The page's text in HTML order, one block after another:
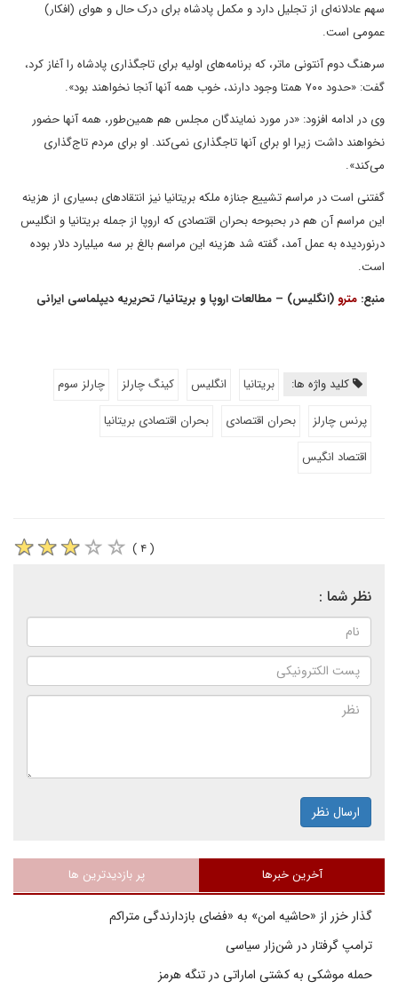
سهم عادلانه‌ای از تجلیل دارد و مکمل پادشاه برای درک حال و هوای (افکار)
عمومی است.
سرهنگ دوم آنتونی ماتر، که برنامه‌های اولیه برای تاجگذاری پادشاه را آغاز کرد،
گفت: «حدود ۷۰۰ همتا وجود دارند، خوب همه آنها آنجا نخواهند بود».
وی در ادامه افزود: «در مورد نمایندگان مجلس هم همین‌طور، همه آنها حضور
نخواهند داشت زیرا او برای آنها تاجگذاری نمی‌کند. او برای مردم تاج‌گذاری
می‌کند».
گفتنی است در مراسم تشییع جنازه ملکه بریتانیا نیز انتقادهای بسیاری از هزینه
این مراسم آن هم در بحبوحه بحران اقتصادی که اروپا از جمله بریتانیا و انگلیس
درنوردیده به عمل آمد، گفته شد هزینه این مراسم بالغ بر سه میلیارد دلار بوده
است.
منبع: مترو (انگلیس) – مطالعات اروپا و بریتانیا/ تحریریه دیپلماسی ایرانی
کلید واژه ها: بریتانیا انگلیس کینگ چارلز
چارلز سوم
پرنس چارلز
بحران اقتصادی
بحران اقتصادی بریتانیا
اقتصاد انگیس
( ۴ )
نظر شما :
ارسال نظر
آخرین خبرها پر بازدیدترین ها
گذار خزر از «حاشیه امن» به «فضای بازدارندگی متراکم
ترامپ گرفتار در شن‌زار سیاسی
حمله موشکی به کشتی اماراتی در تنگه هرمز